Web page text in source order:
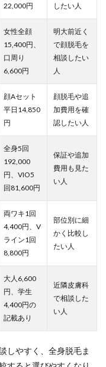
22,000円
したい人
女性全顔
15,400円、
口周り
6,600円
明大前近く
で顔脱毛を
相談したい
人
顔Aセット
平日14,850
円
顔脱毛や追
加費用を確
認したい人
全身5回
192,000
円、VIO5
回81,600円
保証や追加
費用も見た
い人
両ワキ1回
4,400円、V
ライン1回
8,800円
部位別に細
かく比較し
たい人
大人6,600
円、学生
4,400円の
記載あり
近隣皮膚科
で相談した
い人
しやすく、全身脱毛ま